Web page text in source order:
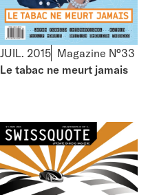
JUIL. 2015 Magazine N°33
Le tabac ne meurt jamais